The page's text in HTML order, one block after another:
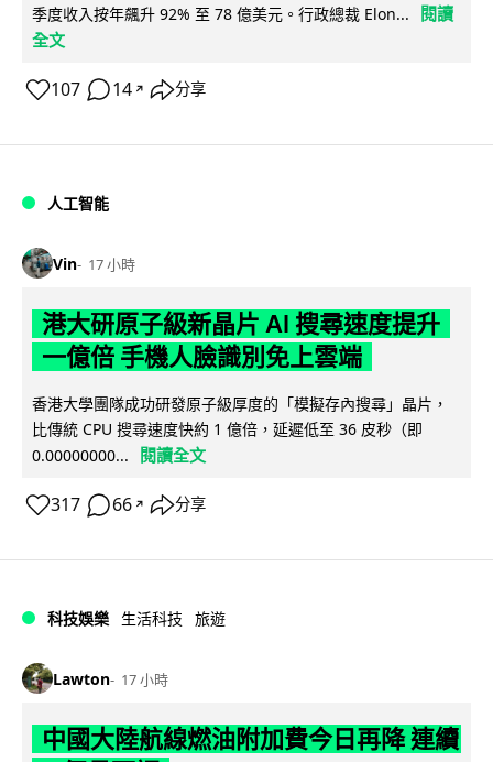
季度收入按年飆升 92% 至 78 億美元。行政總裁 Elon...
閱讀
全文
107 14 ↗ 分享
人工智能
Vin 17 小時
港大研原子級新晶片 AI 搜尋速度提升
一億倍 手機人臉識別免上雲端
香港大學團隊成功研發原子級厚度的「模擬存內搜尋」晶片，
比傳統 CPU 搜尋速度快約 1 億倍，延遲低至 36 皮秒（即
0.00000000...
閱讀全文
317 66 ↗ 分享
科技娛樂 生活科技 旅遊
Lawton 17 小時
中國大陸航線燃油附加費今日再降 連續